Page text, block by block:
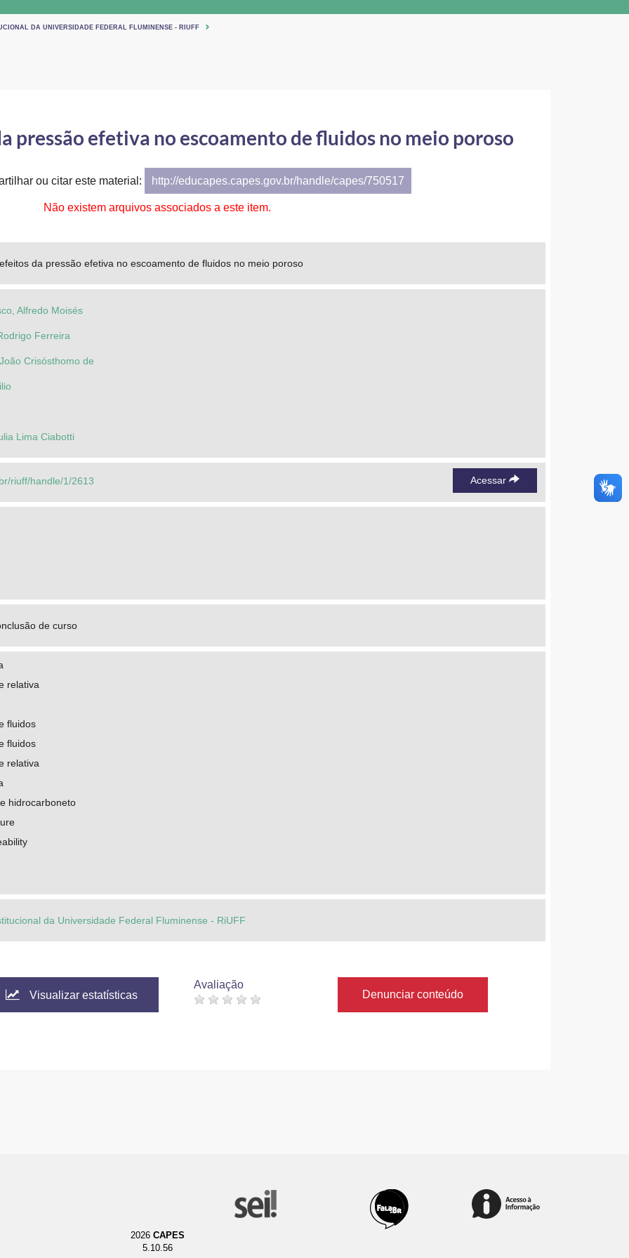
DA UNIVERSIDADE FEDERAL FLUMINENSE - RIUFF
pressão efetiva no escoamento de fluidos no meio poroso
ou citar este material: http://educapes.capes.gov.br/handle/capes/750517
Não existem arquivos associados a este item.
da pressão efetiva no escoamento de fluidos no meio poroso
Alfredo Moisés
Ferreira
Crisósthomo de
Lima Ciabotti
riuff/handle/1/2613 Acessar
de curso
relativa
fluidos
fluidos
relativa
hidrocarboneto
da Universidade Federal Fluminense - RiUFF
Visualizar estatísticas
Avaliação
Denunciar conteúdo
2026 CAPES
5.10.56